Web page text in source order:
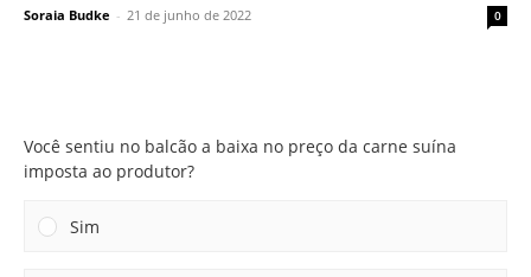
Soraia Budke - 21 de junho de 2022 0
Você sentiu no balcão a baixa no preço da carne suína
imposta ao produtor?
Sim